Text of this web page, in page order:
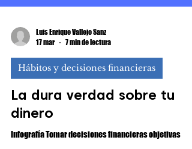
17 mar
7 min de lectura
La dura verdad sobre tu
dinero